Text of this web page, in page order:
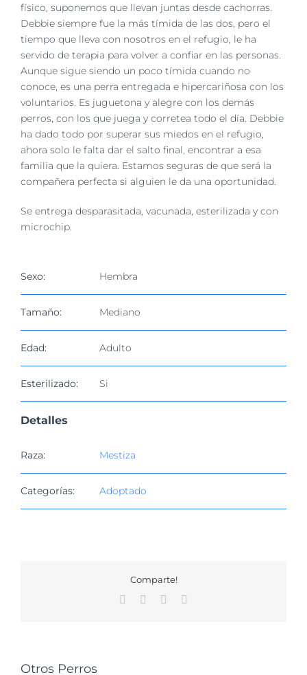
físico, suponemos que llevan juntas desde cachorras.
Debbie siempre fue la más tímida de las dos, pero el
tiempo que lleva con nosotros en el refugio, le ha
servido de terapia para volver a confiar en las personas.
Aunque sigue siendo un poco tímida cuando no
conoce, es una perra entregada e hipercariñosa con los
voluntarios. Es juguetona y alegre con los demás
perros, con los que juega y corretea todo el día. Debbie
ha dado todo por superar sus miedos en el refugio,
ahora solo le falta dar el salto final, encontrar a esa
familia que la quiera. Estamos seguras de que será la
compañera perfecta si alguien le da una oportunidad.
Se entrega desparasitada, vacunada, esterilizada y con
microchip.
Sexo: Hembra
Tamaño: Mediano
Edad: Adulto
Esterilizado: Si
Detalles
Raza: Mestiza
Categorías: Adoptado
Comparte!
Facebook WhatsApp
Otros Perros